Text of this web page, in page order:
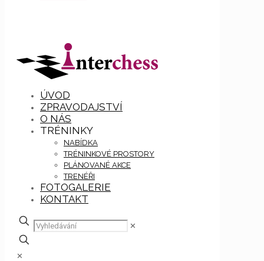
ÚVOD
ZPRAVODAJSTVÍ
O NÁS
TRÉNINKY
NABÍDKA
TRÉNINKOVÉ PROSTORY
PLÁNOVANÉ AKCE
TRENÉŘI
FOTOGALERIE
KONTAKT
✕
✕